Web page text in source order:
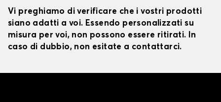
Vi preghiamo di verificare che i vostri prodotti
siano adatti a voi. Essendo personalizzati su
misura per voi, non possono essere ritirati. In
caso di dubbio, non esitate a contattarci.